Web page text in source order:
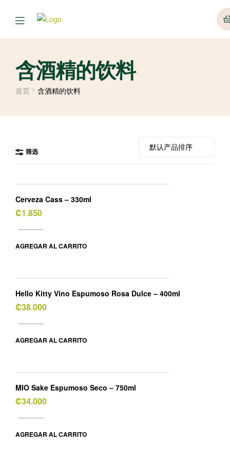
菜
含酒精的饮料
首页 含酒精的饮料
筛选
Cerveza Cass – 330ml
₡1.850
AGREGAR AL CARRITO
Hello Kitty Vino Espumoso Rosa Dulce – 400ml
₡38.000
AGREGAR AL CARRITO
MIO Sake Espumoso Seco – 750ml
₡34.000
AGREGAR AL CARRITO